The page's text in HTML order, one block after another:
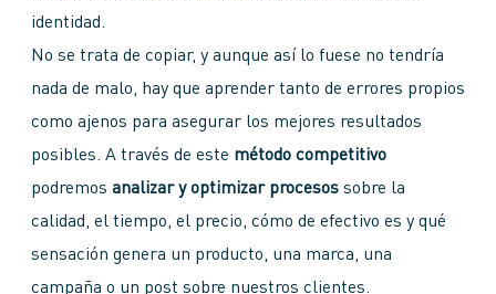
identidad.
No se trata de copiar, y aunque así lo fuese no tendría
nada de malo, hay que aprender tanto de errores propios
como ajenos para asegurar los mejores resultados
posibles. A través de este método competitivo
podremos analizar y optimizar procesos sobre la
calidad, el tiempo, el precio, cómo de efectivo es y qué
sensación genera un producto, una marca, una
campaña o un post sobre nuestros clientes.